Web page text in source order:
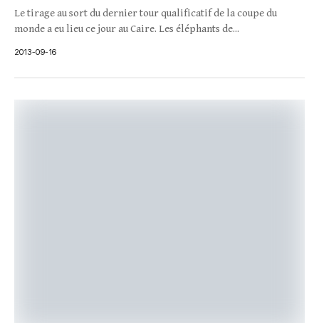
Le tirage au sort du dernier tour qualificatif de la coupe du
monde a eu lieu ce jour au Caire. Les éléphants de...
2013-09-16